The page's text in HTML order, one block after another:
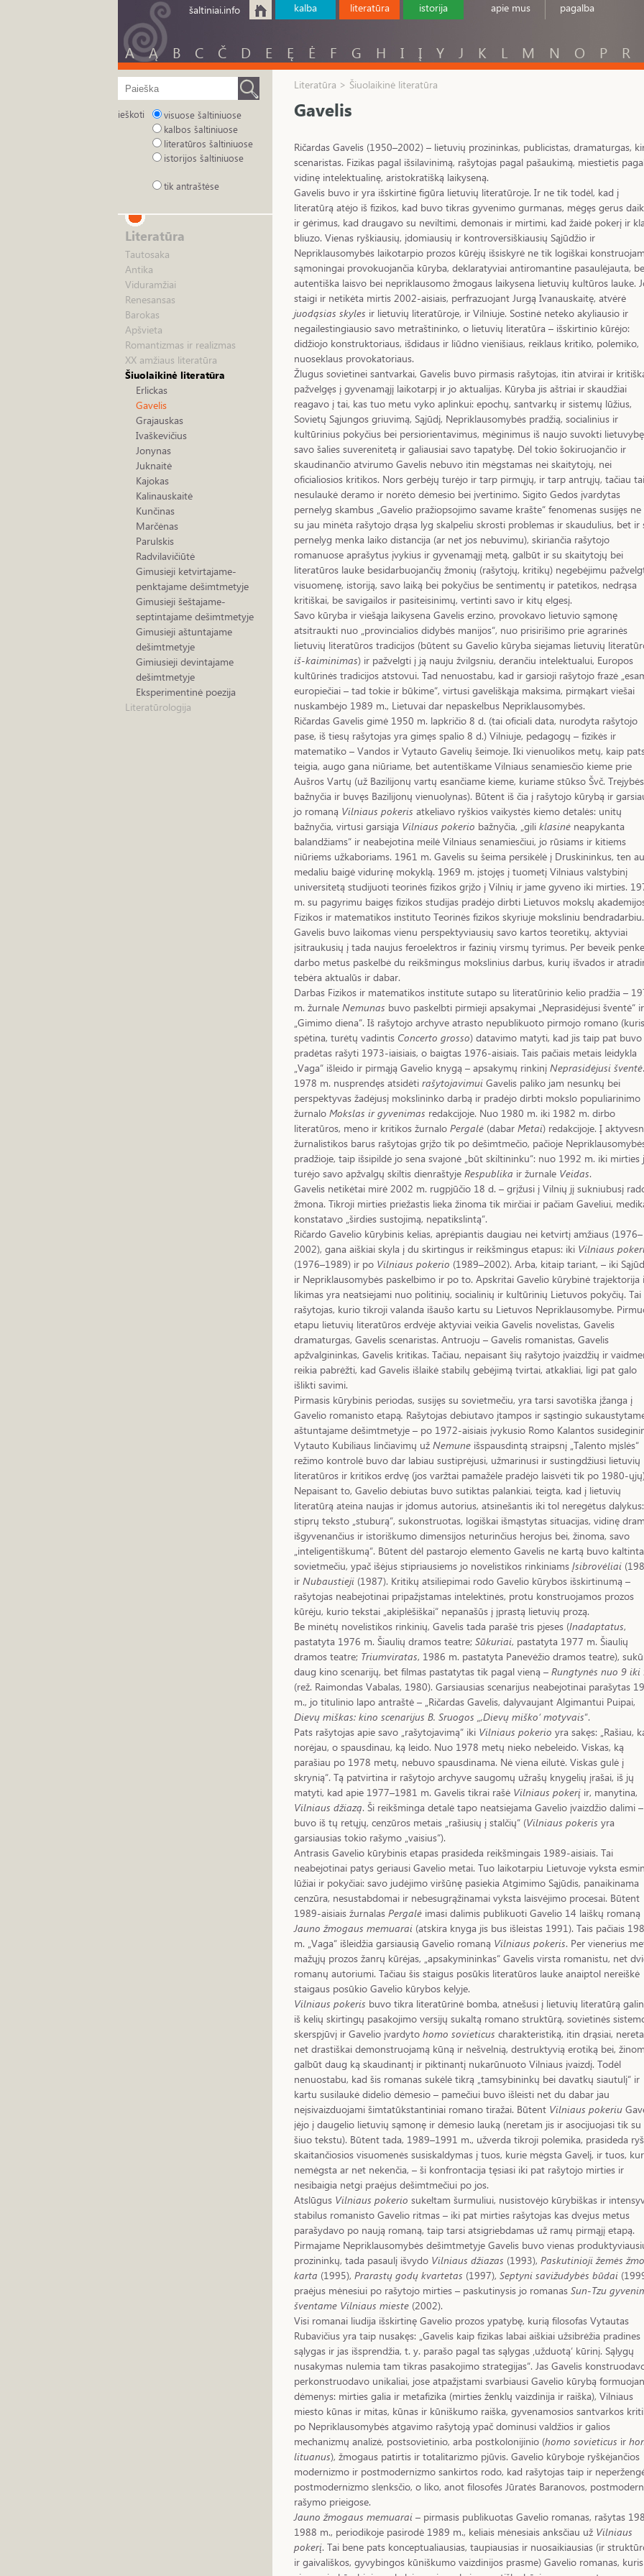
šaltiniai.info kalba literatūra istorija apie mus pagalba
A Ą B C Č D E Ę Ė F G H I Į Y J K L M N O P R
ieškoti
visuose šaltiniuose
kalbos šaltiniuose
literatūros šaltiniuose
istorijos šaltiniuose
tik antraštėse
Literatūra
Tautosaka
Antika
Viduramžiai
Renesansas
Barokas
Apšvieta
Romantizmas ir realizmas
XX amžiaus literatūra
Šiuolaikinė literatūra
Erlickas
Gavelis
Grajauskas
Ivaškevičius
Jonynas
Juknaitė
Kajokas
Kalinauskaitė
Kunčinas
Marčėnas
Parulskis
Radvilavičiūtė
Gimusieji ketvirtajame-
penktajame dešimtmetyje
Gimusieji šeštajame-
septintajame dešimtmetyje
Gimusieji aštuntajame
dešimtmetyje
Gimiusieji devintajame
dešimtmetyje
Eksperimentinė poezija
Literatūrologija
Literatūra > Šiuolaikinė literatūra
Gavelis
Ričardas Gavelis (1950–2002) – lietuvių prozininkas, publicistas, dramaturgas,
scenaristas. Fizikas pagal išsilavinimą, rašytojas pagal pašaukimą, miestietis
vidinę intelektualinę, aristokratišką laikyseną.
Gavelis buvo ir yra išskirtinė figūra lietuvių literatūroje. Ir ne tik todėl, kad į
literatūrą atėjo iš fizikos, kad buvo tikras gyvenimo gurmanas, mėgęs gerus
ir gėrimus, kad draugavo su neviltimi, demonais ir mirtimi, kad žaidė pokerį ir
bliuzo. Vienas ryškiausių, įdomiausių ir kontroversiškiausių Sąjūdžio ir
Nepriklausomybės laikotarpio prozos kūrėjų išsiskyrė ne tik logiškai
sąmoningai provokuojančia kūryba, deklaratyviai antiromantine pasaulėjauta,
autentiška laisvo bei nepriklausomo žmogaus laikysena lietuvių kultūros lauke.
staigi ir netikėta mirtis 2002-aisiais, perfrazuojant Jurgą Ivanauskaitę, atvėrė
juodąsias skyles ir lietuvių literatūroje, ir Vilniuje. Sostinė neteko akyliausio ir
negailestingiausio savo metraštininko, o lietuvių literatūra – išskirtinio kūrėjo:
didžiojo konstruktoriaus, išdidaus ir liūdno vienišiaus, reiklaus kritiko, polemiko,
nuoseklaus provokatoriaus.
Žlugus sovietinei santvarkai, Gavelis buvo pirmasis rašytojas, itin atvirai ir
pažvelgęs į gyvenamąjį laikotarpį ir jo aktualijas. Kūryba jis aštriai ir skaudžiai
reagavo į tai, kas tuo metu vyko aplinkui: epochų, santvarkų ir sistemų lūžius,
Sovietų Sąjungos griuvimą, Sąjūdį, Nepriklausomybės pradžią, socialinius ir
kultūrinius pokyčius bei persiorientavimus, mėginimus iš naujo suvokti
savo šalies suverenitetą ir galiausiai savo tapatybę. Dėl tokio šokiruojančio ir
skaudinančio atvirumo Gavelis nebuvo itin mėgstamas nei skaitytojų, nei
oficialiosios kritikos. Nors gerbėjų turėjo ir tarp pirmųjų, ir tarp antrųjų, tačiau
nesulaukė deramo ir norėto dėmesio bei įvertinimo. Sigito Gedos įvardytas
pernelyg skambus „Gavelio pražiopsojimo savame krašte“ fenomenas susijęs
su jau minėta rašytojo drąsa lyg skalpeliu skrosti problemas ir skaudulius, bet ir
pernelyg menka laiko distancija (ar net jos nebuvimu), skiriančia rašytojo
romanuose aprašytus įvykius ir gyvenamąjį metą, galbūt ir su skaitytojų bei
literatūros lauke besidarbuojančių žmonių (rašytojų, kritikų) negebėjimu
visuomenę, istoriją, savo laiką bei pokyčius be sentimentų ir patetikos, nedrąsa
kritiškai, be savigailos ir pasiteisinimų, vertinti savo ir kitų elgesį.
Savo kūryba ir viešąja laikysena Gavelis erzino, provokavo lietuvio sąmonę
atsitraukti nuo „provincialios didybės manijos“, nuo prisirišimo prie agrarinės
lietuvių literatūros tradicijos (būtent su Gavelio kūryba siejamas lietuvių
iš-kaiminimas) ir pažvelgti į ją nauju žvilgsniu, derančiu intelektualui, Europos
kultūrinės tradicijos atstovui. Tad nenuostabu, kad ir garsioji rašytojo frazė
europiečiai – tad tokie ir būkime“, virtusi gaveliškąja maksima, pirmąkart viešai
nuskambėjo 1989 m., Lietuvai dar nepaskelbus Nepriklausomybės.
Ričardas Gavelis gimė 1950 m. lapkričio 8 d. (tai oficiali data, nurodyta rašytojo
pase, iš tiesų rašytojas yra gimęs spalio 8 d.) Vilniuje, pedagogų – fizikės ir
matematiko – Vandos ir Vytauto Gavelių šeimoje. Iki vienuolikos metų, kaip
teigia, augo gana niūriame, bet autentiškame Vilniaus senamiesčio kieme prie
Aušros Vartų (už Bazilijonų vartų esančiame kieme, kuriame stūkso Švč. Trejybės
bažnyčia ir buvęs Bazilijonų vienuolynas). Būtent iš čia į rašytojo kūrybą ir
jo romaną Vilniaus pokeris atkeliavo ryškios vaikystės kiemo detalės: unitų
bažnyčia, virtusi garsiąja Vilniaus pokerio bažnyčia, „gili klasinė neapykanta
balandžiams“ ir neabejotina meilė Vilniaus senamiesčiui, jo rūsiams ir kitiems
niūriems užkaboriams. 1961 m. Gavelis su šeima persikėlė į Druskininkus, ten
medaliu baigė vidurinę mokyklą. 1969 m. įstojęs į tuometį Vilniaus valstybinį
universitetą studijuoti teorinės fizikos grįžo į Vilnių ir jame gyveno iki mirties.
m. su pagyrimu baigęs fizikos studijas pradėjo dirbti Lietuvos mokslų
Fizikos ir matematikos instituto Teorinės fizikos skyriuje moksliniu bendradarbiu.
Gavelis buvo laikomas vienu perspektyviausių savo kartos teoretikų, aktyviai
įsitraukusių į tada naujus feroelektros ir fazinių virsmų tyrimus. Per beveik
darbo metus paskelbė du reikšmingus mokslinius darbus, kurių išvados ir
tebėra aktualūs ir dabar.
Darbas Fizikos ir matematikos institute sutapo su literatūrinio kelio pradžia –
m. žurnale Nemunas buvo paskelbti pirmieji apsakymai „Neprasidėjusi šventė“ ir
„Gimimo diena“. Iš rašytojo archyve atrasto nepublikuoto pirmojo romano
spėtina, turėtų vadintis Concerto grosso) datavimo matyti, kad jis taip pat buvo
pradėtas rašyti 1973-iaisiais, o baigtas 1976-aisiais. Tais pačiais metais leidykla
„Vaga“ išleido ir pirmąją Gavelio knygą – apsakymų rinkinį Neprasidėjusi šventė.
1978 m. nusprendęs atsidėti rašytojavimui Gavelis paliko jam nesunkų bei
perspektyvas žadėjusį mokslininko darbą ir pradėjo dirbti mokslo populiarinimo
žurnalo Mokslas ir gyvenimas redakcijoje. Nuo 1980 m. iki 1982 m. dirbo
literatūros, meno ir kritikos žurnalo Pergalė (dabar Metai) redakcijoje. Į
žurnalistikos barus rašytojas grįžo tik po dešimtmečio, pačioje
pradžioje, taip išsipildė jo sena svajonė „būt skiltininku“: nuo 1992 m. iki mirties
turėjo savo apžvalgų skiltis dienraštyje Respublika ir žurnale Veidas.
Gavelis netikėtai mirė 2002 m. rugpjūčio 18 d. – grįžusi į Vilnių jį sukniubusį
žmona. Tikroji mirties priežastis lieka žinoma tik mirčiai ir pačiam Gaveliui,
konstatavo „širdies sustojimą, nepatikslintą“.
Ričardo Gavelio kūrybinis kelias, aprėpiantis daugiau nei ketvirtį amžiaus (1976–
2002), gana aiškiai skyla į du skirtingus ir reikšmingus etapus: iki Vilniaus
(1976–1989) ir po Vilniaus pokerio (1989–2002). Arba, kitaip tariant, – iki
ir Nepriklausomybės paskelbimo ir po to. Apskritai Gavelio kūrybinė trajektorija
likimas yra neatsiejami nuo politinių, socialinių ir kultūrinių Lietuvos pokyčių. Tai
rašytojas, kurio tikroji valanda išaušo kartu su Lietuvos Nepriklausomybe.
etapu lietuvių literatūros erdvėje aktyviai veikia Gavelis novelistas, Gavelis
dramaturgas, Gavelis scenaristas. Antruoju – Gavelis romanistas, Gavelis
apžvalgininkas, Gavelis kritikas. Tačiau, nepaisant šių rašytojo įvaizdžių ir
reikia pabrėžti, kad Gavelis išlaikė stabilų gebėjimą tvirtai, atkakliai, ligi pat galo
išlikti savimi.
Pirmasis kūrybinis periodas, susijęs su sovietmečiu, yra tarsi savotiška įžanga į
Gavelio romanisto etapą. Rašytojas debiutavo įtampos ir sąstingio
aštuntajame dešimtmetyje – po 1972-aisiais įvykusio Romo Kalantos
Vytauto Kubiliaus linčiavimų už Nemune išspausdintą straipsnį „Talento mįslės“
režimo kontrolė buvo dar labiau sustiprėjusi, užmarinusi ir sustingdžiusi lietuvių
literatūros ir kritikos erdvę (jos varžtai pamažėle pradėjo laisvėti tik po 1980-
Nepaisant to, Gavelio debiutas buvo sutiktas palankiai, teigta, kad į lietuvių
literatūrą ateina naujas ir įdomus autorius, atsinešantis iki tol neregėtus dalykus:
stiprų teksto „stuburą“, sukonstruotas, logiškai išmąstytas situacijas, vidinę
išgyvenančius ir istoriškumo dimensijos neturinčius herojus bei, žinoma, savo
„inteligentiškumą“. Būtent dėl pastarojo elemento Gavelis ne kartą buvo
sovietmečiu, ypač išėjus stipriausiems jo novelistikos rinkiniams Įsibrovėliai
ir Nubaustieji (1987). Kritikų atsiliepimai rodo Gavelio kūrybos išskirtinumą –
rašytojas neabejotinai pripažįstamas intelektinės, protu konstruojamos prozos
kūrėju, kurio tekstai „akiplėšiškai“ nepanašūs į įprastą lietuvių prozą.
Be minėtų novelistikos rinkinių, Gavelis tada parašė tris pjeses (Inadaptatus,
pastatyta 1976 m. Šiaulių dramos teatre; Sūkuriai, pastatyta 1977 m. Šiaulių
dramos teatre; Triumviratas, 1986 m. pastatyta Panevėžio dramos teatre),
daug kino scenarijų, bet filmas pastatytas tik pagal vieną – Rungtynės nuo 9 iki
(rež. Raimondas Vabalas, 1980). Garsiausias scenarijus neabejotinai parašytas
m., jo titulinio lapo antraštė – „Ričardas Gavelis, dalyvaujant Algimantui Puipai,
Dievų miškas: kino scenarijus B. Sruogos „,Dievų miško‘ motyvais“.
Pats rašytojas apie savo „rašytojavimą“ iki Vilniaus pokerio yra sakęs: „Rašiau,
norėjau, o spausdinau, ką leido. Nuo 1978 metų nieko nebeleido. Viskas, ką
parašiau po 1978 metų, nebuvo spausdinama. Nė viena eilutė. Viskas gulė į
skrynią“. Tą patvirtina ir rašytojo archyve saugomų užrašų knygelių įrašai, iš jų
matyti, kad apie 1977–1981 m. Gavelis tikrai rašė Vilniaus pokerį ir, manytina,
Vilniaus džiazą. Ši reikšminga detalė tapo neatsiejama Gavelio įvaizdžio dalimi
buvo iš tų retųjų, cenzūros metais „rašiusių į stalčių“ (Vilniaus pokeris yra
garsiausias tokio rašymo „vaisius“).
Antrasis Gavelio kūrybinis etapas prasideda reikšmingais 1989-aisiais. Tai
neabejotinai patys geriausi Gavelio metai. Tuo laikotarpiu Lietuvoje vyksta
lūžiai ir pokyčiai: savo judėjimo viršūnę pasiekia Atgimimo Sąjūdis, panaikinama
cenzūra, nesustabdomai ir nebesugrąžinamai vyksta laisvėjimo procesai. Būtent
1989-aisiais žurnalas Pergalė imasi dalimis publikuoti Gavelio 14 laiškų romaną
Jauno žmogaus memuarai (atskira knyga jis bus išleistas 1991). Tais pačiais
m. „Vaga“ išleidžia garsiausią Gavelio romaną Vilniaus pokeris. Per vienerius
mažųjų prozos žanrų kūrėjas, „apsakymininkas“ Gavelis virsta romanistu, net
romanų autoriumi. Tačiau šis staigus posūkis literatūros lauke anaiptol nereiškė
staigaus posūkio Gavelio kūrybos kelyje.
Vilniaus pokeris buvo tikra literatūrinė bomba, atnešusi į lietuvių literatūrą
iš kelių skirtingų pasakojimo versijų sukaltą romano struktūrą, sovietinės
skerspjūvį ir Gavelio įvardyto homo sovieticus charakteristiką, itin drąsiai,
net drastiškai demonstruojamą kūną ir nešvelnią, destruktyvią erotiką bei,
galbūt daug ką skaudinantį ir piktinantį nukarūnuoto Vilniaus įvaizdį. Todėl
nenuostabu, kad šis romanas sukėlė tikrą „tamsybininkų bei davatkų siautulį“ ir
kartu susilaukė didelio dėmesio – pamečiui buvo išleisti net du dabar jau
neįsivaizduojami šimtatūkstantiniai romano tiražai. Būtent Vilniaus pokeriu
įėjo į daugelio lietuvių sąmonę ir dėmesio lauką (neretam jis ir asocijuojasi tik su
šiuo tekstu). Būtent tada, 1989–1991 m., užverda tikroji polemika, prasideda
skaitančiosios visuomenės susiskaldymas į tuos, kurie mėgsta Gavelį, ir tuos,
nemėgsta ar net nekenčia, – ši konfrontacija tęsiasi iki pat rašytojo mirties ir
nesibaigia netgi praėjus dešimtmečiui po jos.
Atslūgus Vilniaus pokerio sukeltam šurmuliui, nusistovėjo kūrybiškas ir
stabilus romanisto Gavelio ritmas – iki pat mirties rašytojas kas dvejus metus
parašydavo po naują romaną, taip tarsi atsigriebdamas už ramų pirmąjį etapą.
Pirmajame Nepriklausomybės dešimtmetyje Gavelis buvo vienas
prozininkų, tada pasaulį išvydo Vilniaus džiazas (1993), Paskutinioji žemės
karta (1995), Prarastų godų kvartetas (1997), Septyni savižudybės būdai
praėjus mėnesiui po rašytojo mirties – paskutinysis jo romanas Sun-Tzu
šventame Vilniaus mieste (2002).
Visi romanai liudija išskirtinę Gavelio prozos ypatybę, kurią filosofas Vytautas
Rubavičius yra taip nusakęs: „Gavelis kaip fizikas labai aiškiai užsibrėžia pradines
sąlygas ir jas išsprendžia, t. y. parašo pagal tas sąlygas ‚užduotą‘ kūrinį. Sąlygų
nusakymas nulemia tam tikras pasakojimo strategijas“. Jas Gavelis
perkonstruodavo unikaliai, jose atpažįstami svarbiausi Gavelio kūrybą
dėmenys: mirties galia ir metafizika (mirties ženklų vaizdinija ir raiška), Vilniaus
miesto kūnas ir mitas, kūnas ir kūniškumo raiška, gyvenamosios santvarkos
po Nepriklausomybės atgavimo rašytoją ypač dominusi valdžios ir galios
mechanizmų analizė, postsovietinio, arba postkolonijinio (homo sovieticus ir
lituanus), žmogaus patirtis ir totalitarizmo pjūvis. Gavelio kūryboje ryškėjančios
modernizmo ir postmodernizmo sankirtos rodo, kad rašytojas taip ir
postmodernizmo slenksčio, o liko, anot filosofės Jūratės Baranovos,
rašymo prieigose.
Jauno žmogaus memuarai – pirmasis publikuotas Gavelio romanas, rašytas
1988 m., periodikoje pasirodė 1989 m., keliais mėnesiais anksčiau už Vilniaus
pokerį. Tai bene pats konceptualiausias, taupiausias ir nuosaikiausias (ir
ir gaivališkos, gyvybingos kūniškumo vaizdinijos prasme) Gavelio romanas, kuris